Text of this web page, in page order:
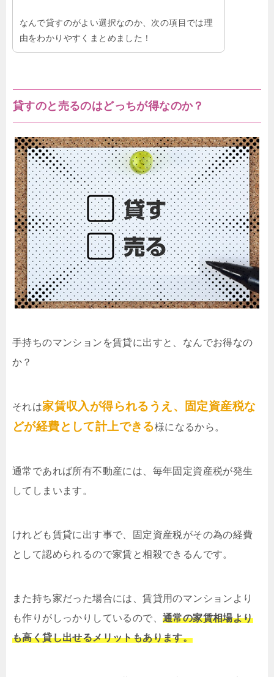
なんで貸すのがよい選択なのか、次の項目では理
由をわかりやすくまとめました！
貸すのと売るのはどっちが得なのか？
手持ちのマンションを賃貸に出すと、なんでお得なの
か？
それは家賃収入が得られるうえ、固定資産税な
どが経費として計上できる様になるから。
通常であれば所有不動産には、毎年固定資産税が発生
してしまいます。
けれども賃貸に出す事で、固定資産税がその為の経費
として認められるので家賃と相殺できるんです。
また持ち家だった場合には、賃貸用のマンションより
も作りがしっかりしているので、 通常の家賃相場より
も高く貸し出せるメリットもあります。